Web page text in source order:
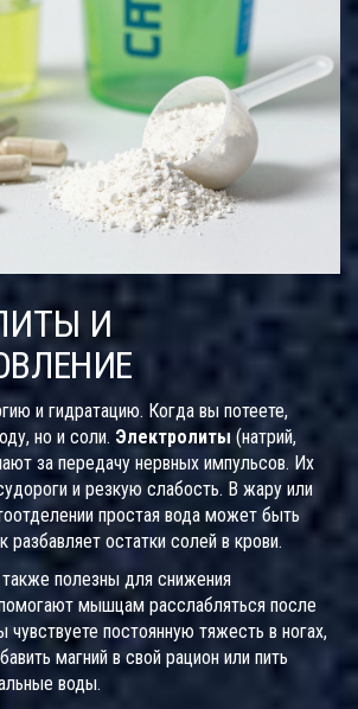
И
и гидратацию. Когда вы потеете,
но и соли. Электролиты (натрий,
за передачу нервных импульсов. Их
и резкую слабость. В жару или
простая вода может быть
разбавляет остатки солей в крови.
полезны для снижения
мышцам расслабляться после
постоянную тяжесть в ногах,
магний в свой рацион или пить
воды.